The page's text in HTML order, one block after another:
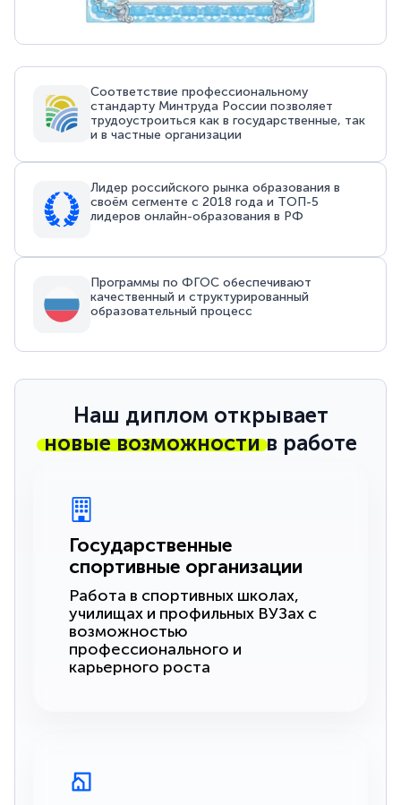
Соответствие профессиональному
стандарту Минтруда России позволяет
трудоустроиться как в государственные, так
и в частные организации
Лидер российского рынка образования в
своём сегменте с 2018 года и ТОП-5
лидеров онлайн-образования в РФ
Программы по ФГОС обеспечивают
качественный и структурированный
образовательный процесс
Наш диплом открывает
новые возможностив работе
Государственные
спортивные организации
Работа в спортивных школах,
училищах и профильных ВУЗах с
возможностью
профессионального и
карьерного роста